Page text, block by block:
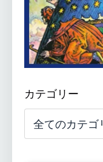
カテゴリー